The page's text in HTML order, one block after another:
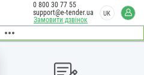
Замовити дзвінок
0 800 30 77 55
support@e-tender.ua
UK